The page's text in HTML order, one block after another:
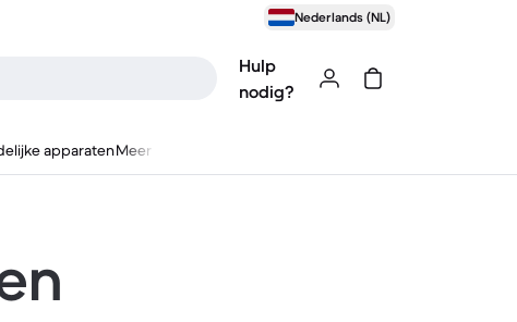
Nederlands (NL)
Hulp
nodig?
apparatenMeer